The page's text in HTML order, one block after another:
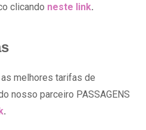
clicando neste link.
melhores tarifas de
nosso parceiro PASSAGENS
.